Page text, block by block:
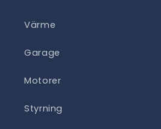
Värme
Garage
Motorer
Styrning